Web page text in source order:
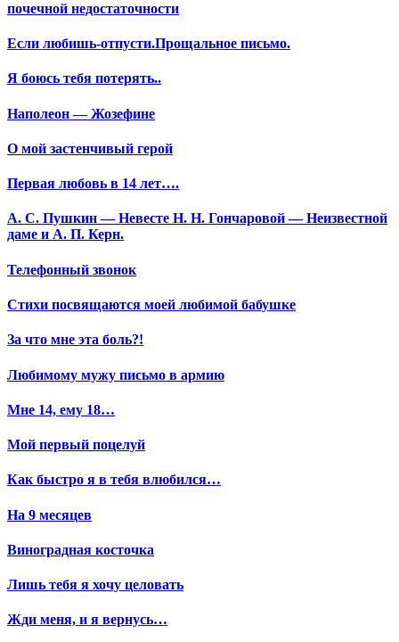
почечной недостаточности
Если любишь-отпусти.Прощальное письмо.
Я боюсь тебя потерять..
Наполеон — Жозефине
О мой застенчивый герой
Первая любовь в 14 лет….
А. С. Пушкин — Невесте Н. Н. Гончаровой — Неизвестной
даме и А. П. Керн.
Телефонный звонок
Стихи посвящаются моей любимой бабушке
За что мне эта боль?!
Любимому мужу письмо в армию
Мне 14, ему 18…
Мой первый поцелуй
Как быстро я в тебя влюбился…
На 9 месяцев
Виноградная косточка
Лишь тебя я хочу целовать
Жди меня, и я вернусь…